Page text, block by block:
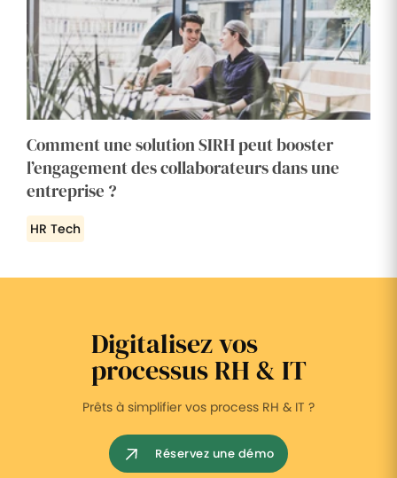
Comment une solution SIRH peut booster
l’engagement des collaborateurs dans une
entreprise ?
HR Tech
Digitalisez vos
processus RH & IT
Prêts à simplifier vos process RH & IT ?
Réservez une démo